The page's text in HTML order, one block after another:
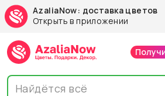
AzaliaNow: доставка цветов
Открыть в приложении